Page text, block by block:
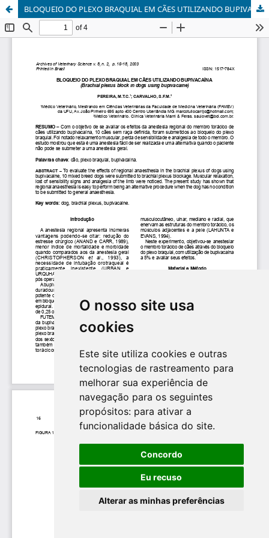
O nosso site usa
cookies
Este site utiliza cookies e outras
tecnologias de rastreamento para
melhorar sua experiência de
navegação para os seguintes
propósitos: para ativar a
funcionalidade básica do site.
Concordo
Eu recuso
Alterar as minhas preferências
BLOQUEIO DO PLEXO BRAQUIAL EM CÃES UTILIZANDO BUPIVACAÍNA